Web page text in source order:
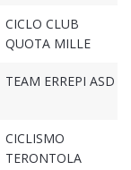
CICLO CLUB
QUOTA MILLE
TEAM ERREPI ASD
CICLISMO
TERONTOLA